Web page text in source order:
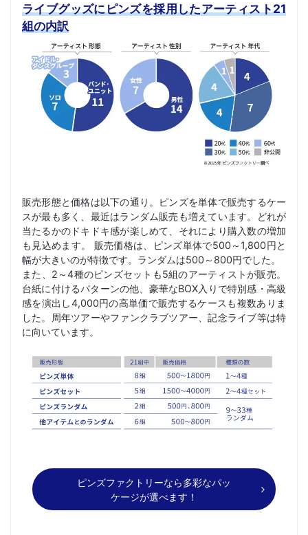
ライブグッズにピンズを採用したアーティスト21
組の内訳
販売形態と価格は以下の通り。ピンズを単体で販売するケー
スが最も多く、最近はランダム販売も増えています。どれが
当たるかのドキドキ感が楽しめて、それにより購入数の増加
も見込めます。 販売価格は、ピンズ単体で500～1,800円と
幅が大きいのが特徴です。ランダムは500～800円でした。
また、2～4種のピンズセットも5組のアーティストが販売。
台紙に付けるパターンの他、豪華なBOX入りで特別感・高級
感を演出し4,000円の高単価で販売するケースも複数ありま
した。周年ツアーやファンクラブツアー、記念ライブ等は特
に向いています。
ピンズファクトリーなら多彩なパッ
ケージが選べます！